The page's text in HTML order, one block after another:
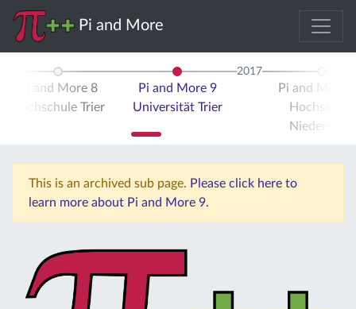
Pi and More
Pi and More 8
Hochschule Trier
Pi and More 9
Universität Trier
2017
Pi and More
Hochschule
Niederrhein
This is an archived sub page. Please click here to
learn more about Pi and More 9.